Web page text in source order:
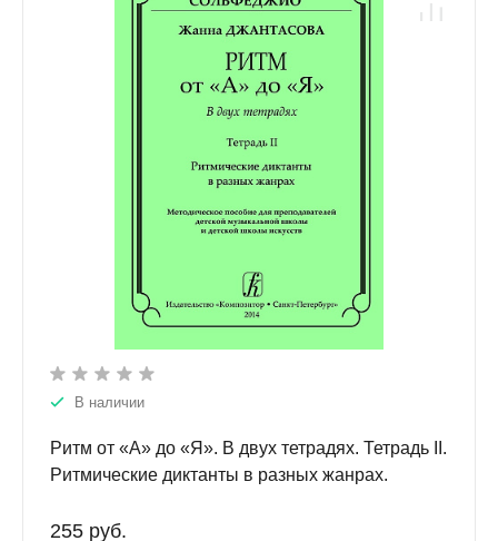
В наличии
Ритм от «А» до «Я». В двух тетрадях. Тетрадь II.
Ритмические диктанты в разных жанрах.
музыкальной школы и детской школы искусств.
255 руб.